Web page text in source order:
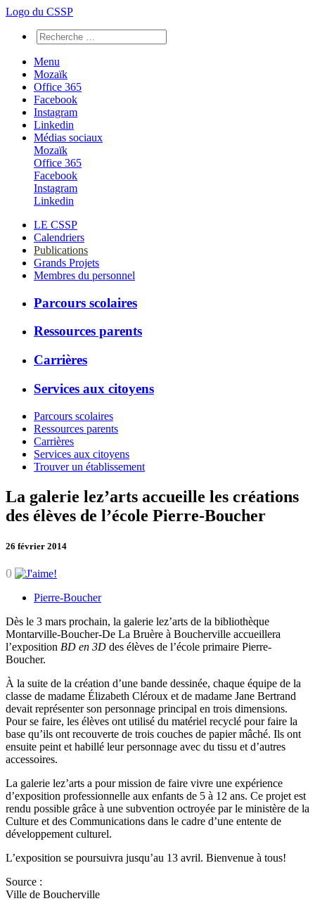
Logo du CSSP
Menu
Mozaïk
Office 365
Facebook
Instagram
Linkedin
Médias sociaux
Mozaïk
Office 365
Facebook
Instagram
Linkedin
LE CSSP
Calendriers
Publications
Grands Projets
Membres du personnel
Parcours scolaires
Ressources parents
Carrières
Services aux citoyens
Parcours scolaires
Ressources parents
Carrières
Services aux citoyens
Trouver un établissement
La galerie lez’arts accueille les créations
des élèves de l’école Pierre-Boucher
26 février 2014
0
Pierre-Boucher
Dès le 3 mars prochain, la galerie lez’arts de la bibliothèque
Montarville-Boucher-De La Bruère à Boucherville accueillera
l’exposition BD en 3D des élèves de l’école primaire Pierre-
Boucher.
À la suite de la création d’une bande dessinée, chaque équipe de la
classe de madame Élizabeth Cléroux et de madame Jane Bertrand
devait représenter son personnage principal en trois dimensions.
Pour se faire, les élèves ont utilisé du matériel recyclé pour faire la
base qu’ils ont recouverte de trois couches de papier mâché. Ils ont
ensuite peint et habillé leur personnage avec du tissu et d’autres
accessoires.
La galerie lez’arts a pour mission de faire vivre une expérience
d’exposition professionnelle aux enfants de 5 à 12 ans. Ce projet est
rendu possible grâce à une subvention octroyée par le ministère de la
Culture et des Communications dans le cadre d’une entente de
développement culturel.
L’exposition se poursuivra jusqu’au 13 avril. Bienvenue à tous!
Source :
Ville de Boucherville